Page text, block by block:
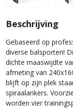
Beschrijving
Gebaseerd op
diverse balsporten!
dichte maaswijdte
afmeting van
blijft op zijn plek
spiraalankers.
worden vier